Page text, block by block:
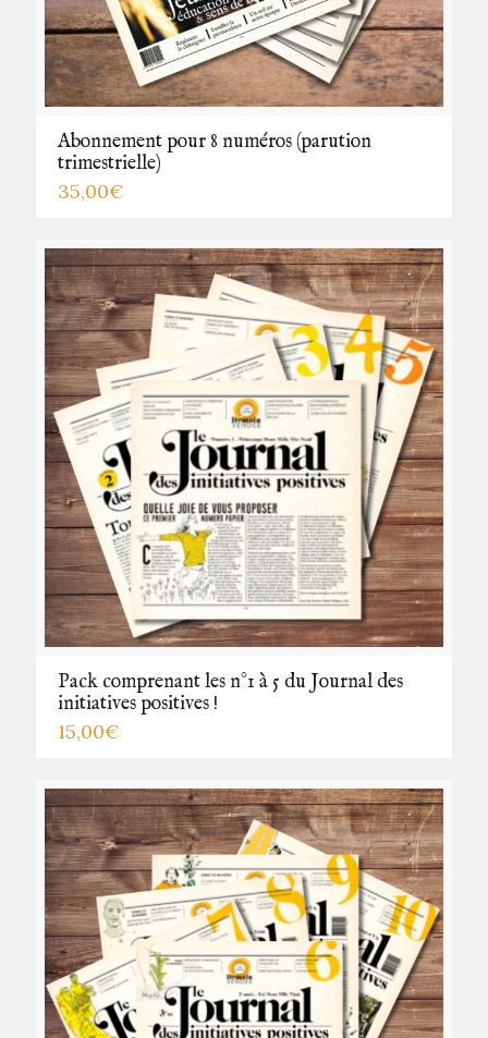
Abonnement pour 8 numéros (parution
trimestrielle)
35,00€
Pack comprenant les n°1 à 5 du Journal des
initiatives positives !
15,00€